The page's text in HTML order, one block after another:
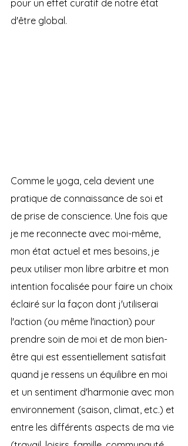
pour un effet curatif de notre état
d'être global.
Comme le yoga, cela devient une
pratique de connaissance de soi et
de prise de conscience. Une fois que
je me reconnecte avec moi-même,
mon état actuel et mes besoins, je
peux utiliser mon libre arbitre et mon
intention focalisée pour faire un choix
éclairé sur la façon dont j'utiliserai
l'action (ou même l'inaction) pour
prendre soin de moi et de mon bien-
être qui est essentiellement satisfait
quand je ressens un équilibre en moi
et un sentiment d'harmonie avec mon
environnement (saison, climat, etc.) et
entre les différents aspects de ma vie